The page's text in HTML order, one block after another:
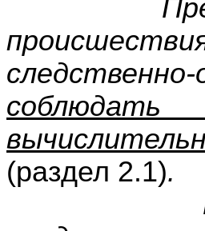
Прежде
(раздел 2.1).
В